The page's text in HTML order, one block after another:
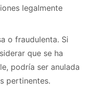
legalmente
o fraudulenta. Si
que se ha
podría ser anulada
pertinentes.